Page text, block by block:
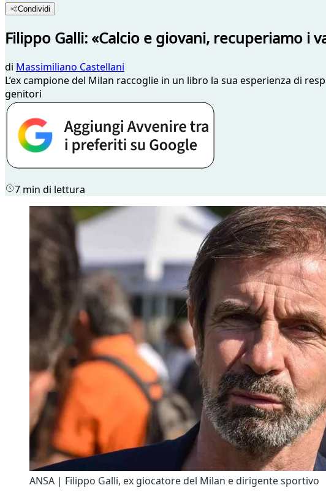
Condividi
Filippo Galli: «Calcio e giovani, recuperiamo i
di Massimiliano Castellani
L’ex campione del Milan raccoglie in un libro la sua esperienza di
genitori
7 min di lettura
ANSA | Filippo Galli, ex giocatore del Milan e dirigente sportivo